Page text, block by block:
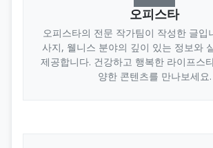
오피스타
오피스타의 전문 작가팀이 작성한 글입
사지, 웰니스 분야의 깊이 있는 정보와
제공합니다. 건강하고 행복한 라이프스
양한 콘텐츠를 만나보세요.